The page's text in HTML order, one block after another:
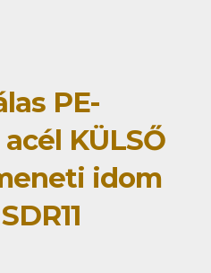
PE-
KÜLSŐ
idom